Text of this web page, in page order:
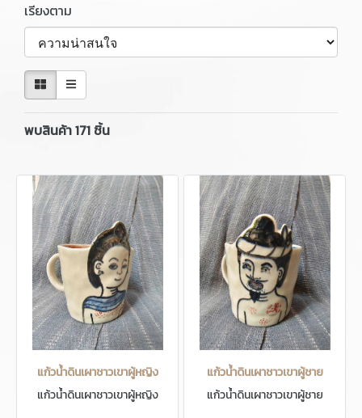
เรียงตาม
พบสินค้า 171 ชิ้น
แก้วน้ำดินเผาชาวเขาผู้หญิง
แก้วน้ำดินเผาชาวเขาผู้หญิง
แก้วน้ำดินเผาชาวเขาผู้ชาย
แก้วน้ำดินเผาชาวเขาผู้ชาย